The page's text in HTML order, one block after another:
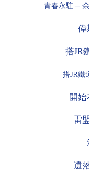
青春永駐 ─
偉
搭JR
搭JR鐵
開
雷
遺